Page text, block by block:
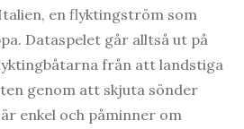
en flyktingström som
Dataspelet går alltså ut på
från att landstiga
genom att skjuta sönder
enkel och påminner om